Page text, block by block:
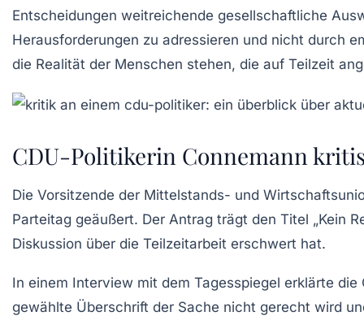
Entscheidungen weitreichende gesellschaftliche
Herausforderungen zu adressieren und nicht durch
die Realität der Menschen stehen, die auf Teilzeit
CDU-Politikerin Connemann
Die Vorsitzende der Mittelstands- und
Parteitag geäußert. Der Antrag trägt den Titel „Kein
Diskussion über die Teilzeitarbeit erschwert hat.
In einem Interview mit dem Tagesspiegel erklärte die
gewählte Überschrift der Sache nicht gerecht wird